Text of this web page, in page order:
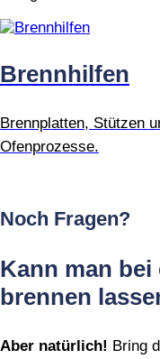
Brennhilfen
Brennplatten, Stützen
Ofenprozesse.
Noch Fragen?
Kann man
brennen
Aber natürlich! Bring